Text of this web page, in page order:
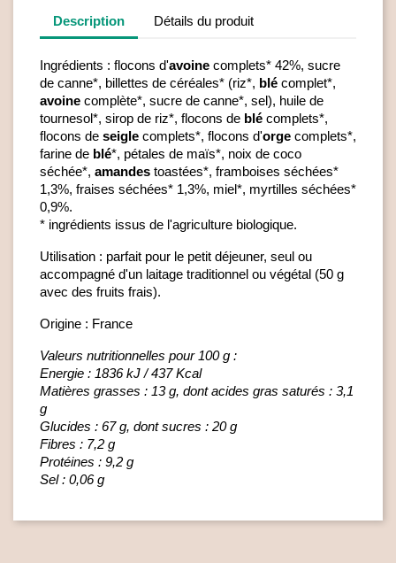
Description Détails du produit
Ingrédients : flocons d'avoine complets* 42%, sucre
de canne*, billettes de céréales* (riz*, blé complet*,
avoine complète*, sucre de canne*, sel), huile de
tournesol*, sirop de riz*, flocons de blé complets*,
flocons de seigle complets*, flocons d'orge complets*,
farine de blé*, pétales de maïs*, noix de coco
séchée*, amandes toastées*, framboises séchées*
1,3%, fraises séchées* 1,3%, miel*, myrtilles séchées*
0,9%.
* ingrédients issus de l'agriculture biologique.
Utilisation : parfait pour le petit déjeuner, seul ou
accompagné d'un laitage traditionnel ou végétal (50 g
avec des fruits frais).
Origine : France
Valeurs nutritionnelles pour 100 g :
Energie : 1836 kJ / 437 Kcal
Matières grasses : 13 g, dont acides gras saturés : 3,1
g
Glucides : 67 g, dont sucres : 20 g
Fibres : 7,2 g
Protéines : 9,2 g
Sel : 0,06 g